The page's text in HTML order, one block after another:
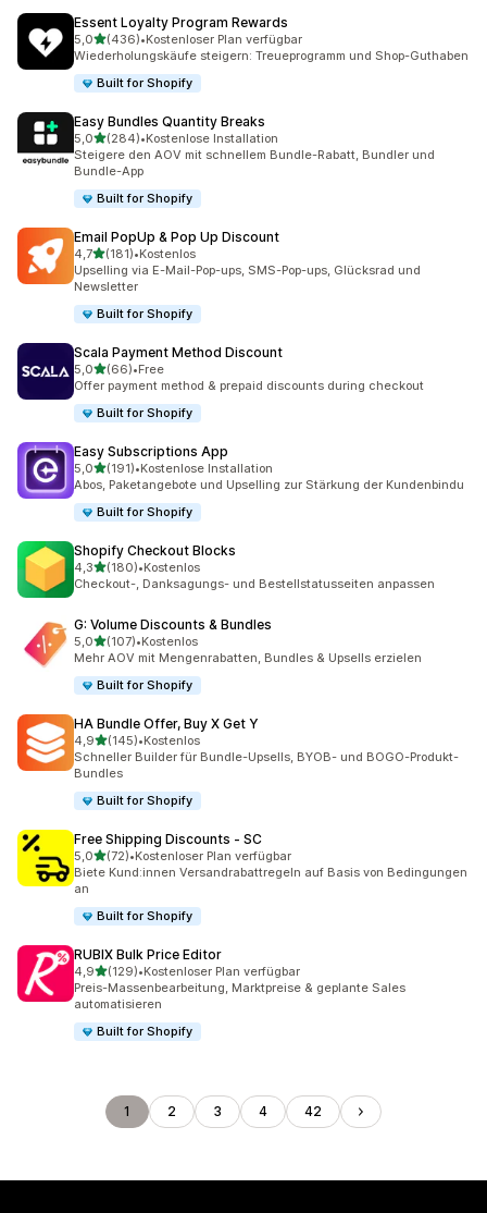
Essent Loyalty Program Rewards
5,0von 5 Sternen
(436)
436 Rezensionen insgesamt
•Kostenloser Plan verfügbar
Wiederholungskäufe steigern: Treueprogramm und Shop-Guthaben
Built for Shopify
Easy Bundles Quantity Breaks
5,0von 5 Sternen
(284)
284 Rezensionen insgesamt
•Kostenlose Installation
Steigere den AOV mit schnellem Bundle-Rabatt, Bundler und
Bundle-App
Built for Shopify
Email PopUp & Pop Up Discount
4,7von 5 Sternen
(181)
181 Rezensionen insgesamt
•Kostenlos
Upselling via E-Mail-Pop-ups, SMS-Pop-ups, Glücksrad und
Newsletter
Built for Shopify
Scala Payment Method Discount
5,0von 5 Sternen
(66)
66 Rezensionen insgesamt
•Free
Offer payment method & prepaid discounts during checkout
Built for Shopify
Easy Subscriptions App
5,0von 5 Sternen
(191)
191 Rezensionen insgesamt
•Kostenlose Installation
Abos, Paketangebote und Upselling zur Stärkung der Kundenbindu
Built for Shopify
Shopify Checkout Blocks
4,3von 5 Sternen
(180)
180 Rezensionen insgesamt
•Kostenlos
Checkout-, Danksagungs- und Bestellstatusseiten anpassen
G: Volume Discounts & Bundles
5,0von 5 Sternen
(107)
107 Rezensionen insgesamt
•Kostenlos
Mehr AOV mit Mengenrabatten, Bundles & Upsells erzielen
Built for Shopify
HA Bundle Offer, Buy X Get Y
4,9von 5 Sternen
(145)
145 Rezensionen insgesamt
•Kostenlos
Schneller Builder für Bundle-Upsells, BYOB- und BOGO-Produkt-
Bundles
Built for Shopify
Free Shipping Discounts ‑ SC
5,0von 5 Sternen
(72)
72 Rezensionen insgesamt
•Kostenloser Plan verfügbar
Biete Kund:innen Versandrabattregeln auf Basis von Bedingungen
an
Built for Shopify
RUBIX Bulk Price Editor
4,9von 5 Sternen
(129)
129 Rezensionen insgesamt
•Kostenloser Plan verfügbar
Preis-Massenbearbeitung, Marktpreise & geplante Sales
automatisieren
Built for Shopify
1 2 3 4 42